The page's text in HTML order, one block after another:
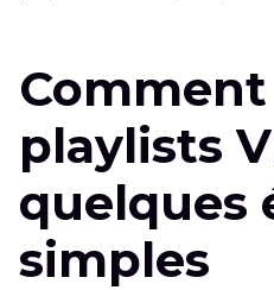
playlists
quelques
simples